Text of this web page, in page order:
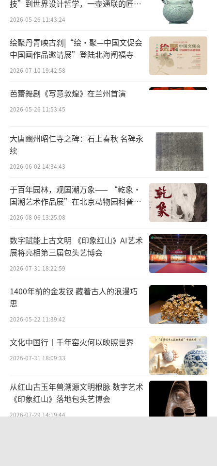
和霍亨萨尔茨堡一样，米拉贝尔花园的历
史也很悠久，1606年建成后，由萨尔茨堡当地
的主教所拥有。这位名为迪特里希的主教在世
时身边莺歌燕舞不断，但最终却对一位名叫莎
献给她的礼物。莎乐美对花园十分中意，索性
又和主教建了一栋豪华别墅在这里安家，这座
别墅就是花园里的米拉贝尔宫。这座融合了巴
伐利亚和巴洛克风情的宫殿曾作为萨尔茨堡多
任主教的宅邸，现在则用作市政厅，还可以办
理婚姻登记。
除了上述这些众所周知的经典景点，萨尔
茨堡还有一处小而精致，不为人知的秘境，那
就是侬伯格修道院（Stift Nonnberg）。在电
影《音乐之声》里，从最开始院长介绍玛丽亚
去上校家，到孩子们请求玛丽亚回家，再到最
后上校一家人躲避纳粹追捕，侬伯格修道院可
孩子们在修道院外等待修女们开门 电影《音乐之声》截图
虽然侬伯格修道院外表看上去并不起眼，
但它实际上是德语地区最古老的修道院（在这
技”到世界设计哲学，一壶通联的匠心
宇宙
2026-05-26 11:43:24
绘聚丹青映古刹|“绘·聚—中国文促会
中国画作品邀请展”登陆北海阐福寺
2026-07-10 19:42:58
芭蕾舞剧《写意敦煌》在兰州首演
2026-05-26 11:53:45
大唐豳州昭仁寺之碑：石上春秋 名碑永
续
2026-06-02 14:34:43
于百年园林，观国潮万象—— “乾象·
国潮艺术作品展”在北京动物园科普馆
机动展厅开展
2026-08-06 13:25:08
数字赋能上古文明 《印象红山》AI艺术
展将亮相第三届包头艺博会
2026-07-31 18:22:59
1400年前的金发钗 藏着古人的浪漫巧
思
2026-05-22 11:39:42
文化中国行丨千年窑火何以映照世界
2026-07-31 18:09:33
从红山古玉年兽溯源文明根脉 数字艺术
《印象红山》落地包头艺博会
2026-07-29 14:19:44